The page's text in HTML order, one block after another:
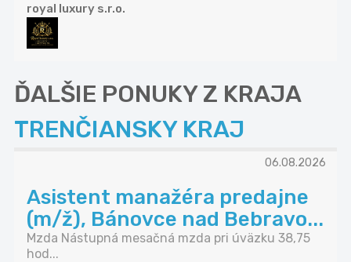
royal luxury s.r.o.
ĎALŠIE PONUKY Z KRAJA
TRENČIANSKY KRAJ
06.08.2026
Asistent manažéra predajne
(m/ž), Bánovce nad Bebravo...
Mzda Nástupná mesačná mzda pri úväzku 38,75
hod...